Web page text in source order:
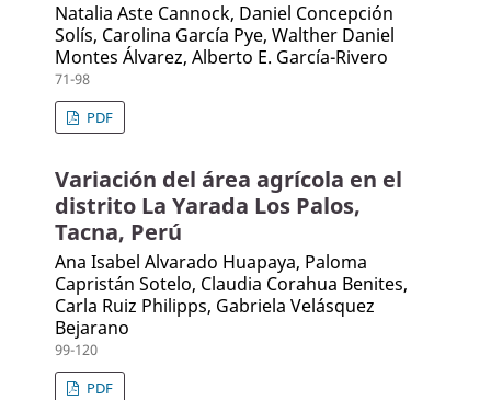
Natalia Aste Cannock, Daniel Concepción
Solís, Carolina García Pye, Walther Daniel
Montes Álvarez, Alberto E. García-Rivero
71-98
PDF
Variación del área agrícola en el
distrito La Yarada Los Palos,
Tacna, Perú
Ana Isabel Alvarado Huapaya, Paloma
Capristán Sotelo, Claudia Corahua Benites,
Carla Ruiz Philipps, Gabriela Velásquez
Bejarano
99-120
PDF